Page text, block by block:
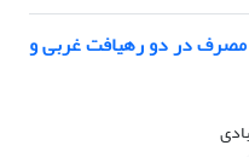
در دو رهیافت غربی و